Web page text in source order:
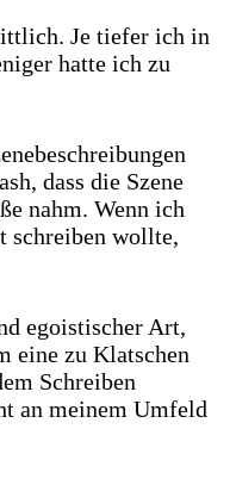
Je tiefer ich in
hatte ich zu
dass die Szene
nahm. Wenn ich
schreiben wollte,
egoistischer Art,
eine zu Klatschen
Schreiben
an meinem Umfeld